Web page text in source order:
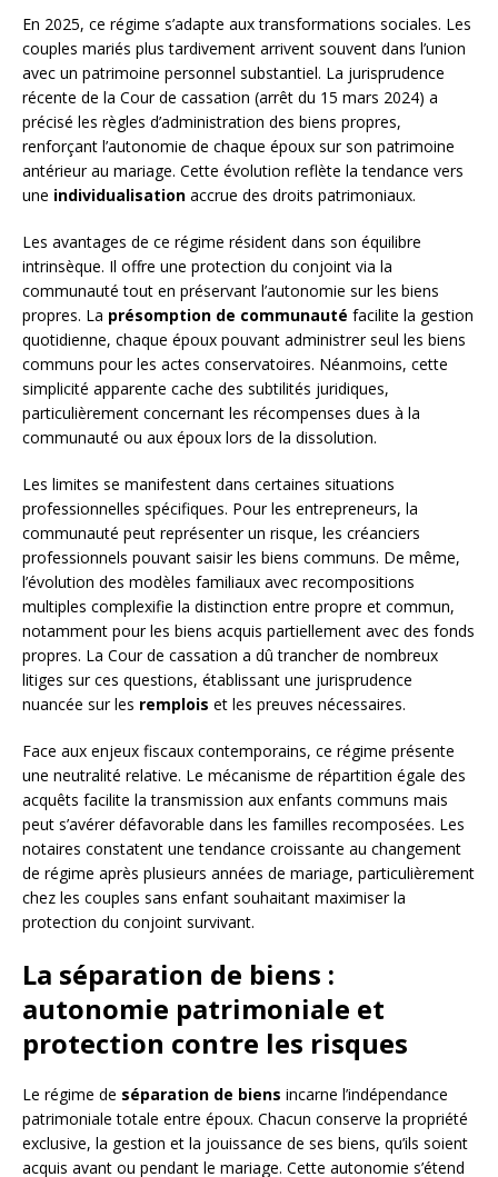
En 2025, ce régime s’adapte aux transformations sociales. Les
couples mariés plus tardivement arrivent souvent dans l’union
avec un patrimoine personnel substantiel. La jurisprudence
récente de la Cour de cassation (arrêt du 15 mars 2024) a
précisé les règles d’administration des biens propres,
renforçant l’autonomie de chaque époux sur son patrimoine
antérieur au mariage. Cette évolution reflète la tendance vers
une individualisation accrue des droits patrimoniaux.
Les avantages de ce régime résident dans son équilibre
intrinsèque. Il offre une protection du conjoint via la
communauté tout en préservant l’autonomie sur les biens
propres. La présomption de communauté facilite la gestion
quotidienne, chaque époux pouvant administrer seul les biens
communs pour les actes conservatoires. Néanmoins, cette
simplicité apparente cache des subtilités juridiques,
particulièrement concernant les récompenses dues à la
communauté ou aux époux lors de la dissolution.
Les limites se manifestent dans certaines situations
professionnelles spécifiques. Pour les entrepreneurs, la
communauté peut représenter un risque, les créanciers
professionnels pouvant saisir les biens communs. De même,
l’évolution des modèles familiaux avec recompositions
multiples complexifie la distinction entre propre et commun,
notamment pour les biens acquis partiellement avec des fonds
propres. La Cour de cassation a dû trancher de nombreux
litiges sur ces questions, établissant une jurisprudence
nuancée sur les remplois et les preuves nécessaires.
Face aux enjeux fiscaux contemporains, ce régime présente
une neutralité relative. Le mécanisme de répartition égale des
acquêts facilite la transmission aux enfants communs mais
peut s’avérer défavorable dans les familles recomposées. Les
notaires constatent une tendance croissante au changement
de régime après plusieurs années de mariage, particulièrement
chez les couples sans enfant souhaitant maximiser la
protection du conjoint survivant.
La séparation de biens :
autonomie patrimoniale et
protection contre les risques
Le régime de séparation de biens incarne l’indépendance
patrimoniale totale entre époux. Chacun conserve la propriété
exclusive, la gestion et la jouissance de ses biens, qu’ils soient
acquis avant ou pendant le mariage. Cette autonomie s’étend